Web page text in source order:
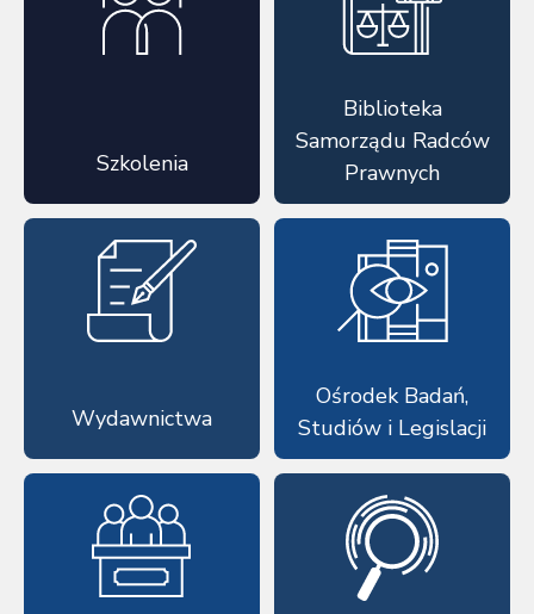
Szkolenia
Biblioteka
Samorządu Radców
Prawnych
Wydawnictwa
Ośrodek Badań,
Studiów i Legislacji